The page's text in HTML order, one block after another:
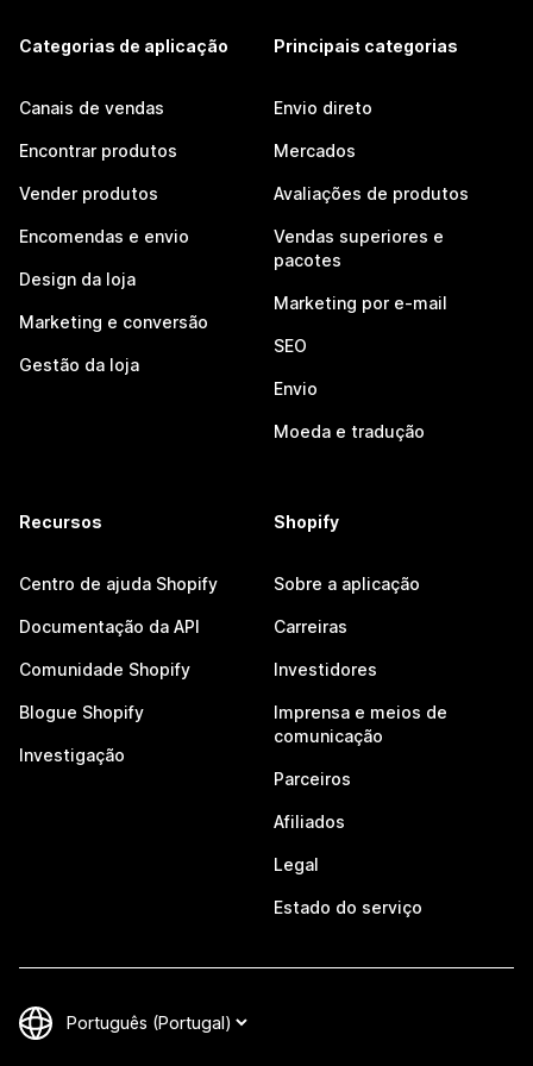
Categorias de aplicação
Canais de vendas
Encontrar produtos
Vender produtos
Encomendas e envio
Design da loja
Marketing e conversão
Gestão da loja
Principais categorias
Envio direto
Mercados
Avaliações de produtos
Vendas superiores e
pacotes
Marketing por e-mail
SEO
Envio
Moeda e tradução
Recursos
Centro de ajuda Shopify
Documentação da API
Comunidade Shopify
Blogue Shopify
Investigação
Shopify
Sobre a aplicação
Carreiras
Investidores
Imprensa e meios de
comunicação
Parceiros
Afiliados
Legal
Estado do serviço